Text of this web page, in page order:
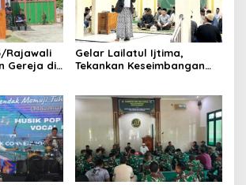
Rajawali
Gereja di
Gelar Lailatul Ijtima,
Tekankan Keseimbangan